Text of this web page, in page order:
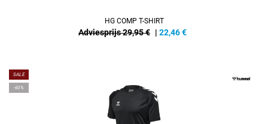
HG COMP T-SHIRT
Adviesprijs 29,95 € | 22,46€
SALE
-60%